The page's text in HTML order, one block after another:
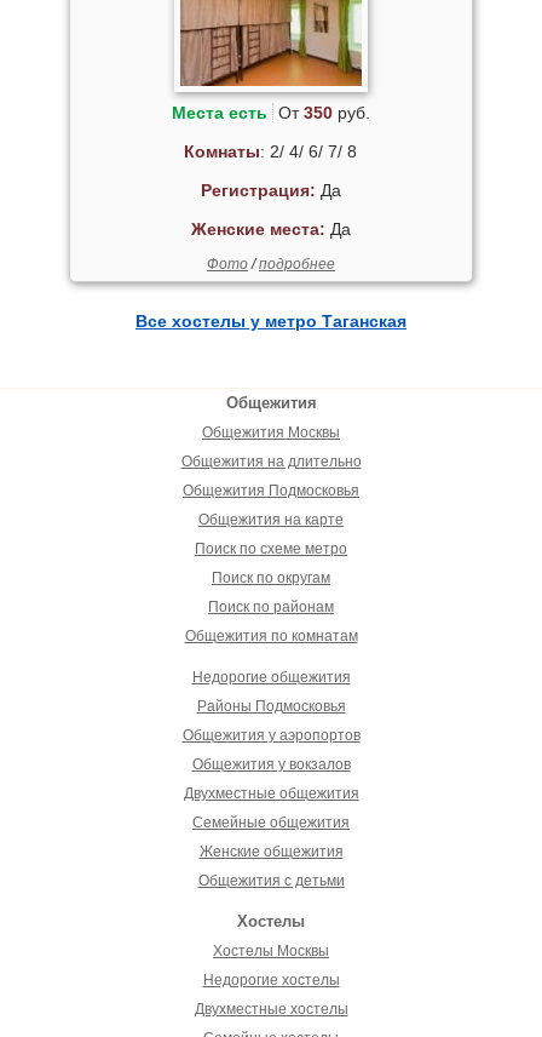
Места есть От350руб.
Комнаты: 2/ 4/ 6/ 7/ 8
Регистрация: Да
Женские места: Да
Фото/подробнее
Все хостелы у метро Таганская
Общежития
Общежития Москвы
Общежития на длительно
Общежития Подмосковья
Общежития на карте
Поиск по схеме метро
Поиск по округам
Поиск по районам
Общежития по комнатам
Недорогие общежития
Районы Подмосковья
Общежития у аэропортов
Общежития у вокзалов
Двухместные общежития
Семейные общежития
Женские общежития
Общежития с детьми
Хостелы
Хостелы Москвы
Недорогие хостелы
Двухместные хостелы